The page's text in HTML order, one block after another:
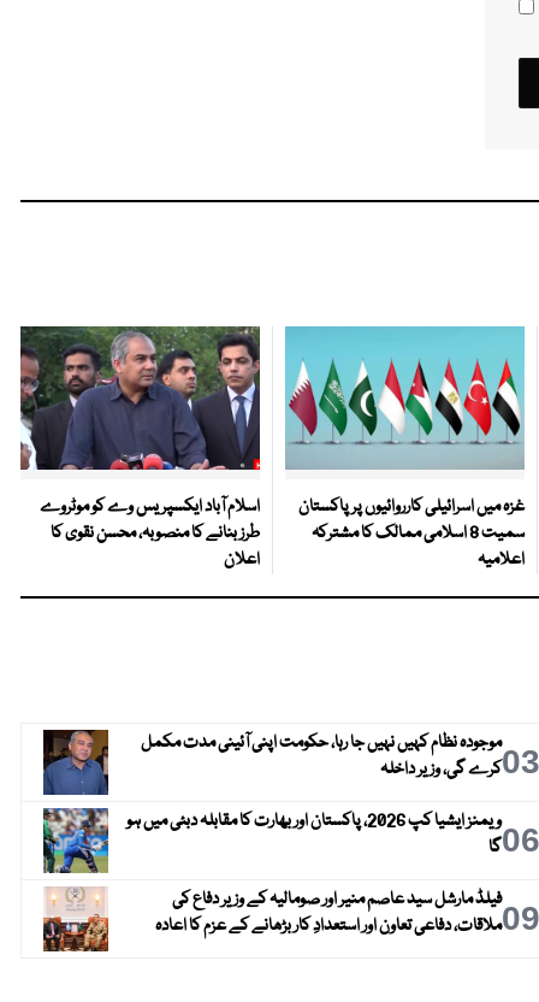
غزہ میں اسرائیلی کارروائیوں پر پاکستان
سمیت 8 اسلامی ممالک کا مشترکہ
اعلامیہ
اسلام آباد ایکسپریس وے کو موٹروے
طرز بنانے کا منصوبہ، محسن نقوی کا
اعلان
03موجودہ نظام کہیں نہیں جا رہا، حکومت اپنی آئینی مدت مکمل
کرے گی، وزیر داخلہ
06
ویمنز ایشیا کپ 2026، پاکستان اور بھارت کا مقابلہ دبئی میں ہو
گا
09فیلڈ مارشل سید عاصم منیر اور صومالیہ کے وزیر دفاع کی
ملاقات، دفاعی تعاون اور استعدادِ کار بڑھانے کے عزم کا اعادہ